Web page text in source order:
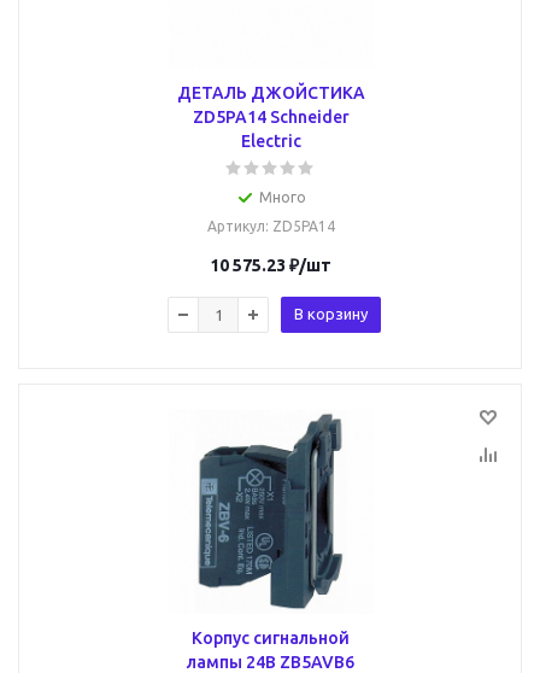
ДЕТАЛЬ ДЖОЙСТИКА
ZD5PA14 Schneider
Electric
Много
Артикул: ZD5PA14
10 575.23 ₽/шт
В корзину
Корпус сигнальной
лампы 24В ZB5AVB6